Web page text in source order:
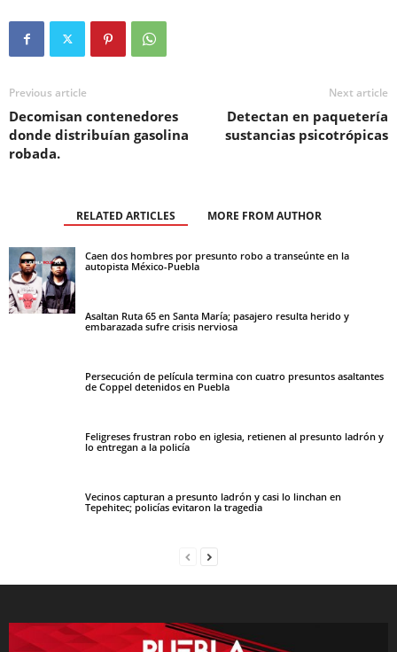
Previous article
Decomisan contenedores
donde distribuían gasolina
robada.
Next article
Detectan en paquetería
sustancias psicotrópicas
RELATED ARTICLES MORE FROM AUTHOR
Caen dos hombres por presunto robo a transeúnte en la
autopista México-Puebla
Asaltan Ruta 65 en Santa María; pasajero resulta herido y
embarazada sufre crisis nerviosa
Persecución de película termina con cuatro presuntos asaltantes
de Coppel detenidos en Puebla
Feligreses frustran robo en iglesia, retienen al presunto ladrón y
lo entregan a la policía
Vecinos capturan a presunto ladrón y casi lo linchan en
Tepehitec; policías evitaron la tragedia